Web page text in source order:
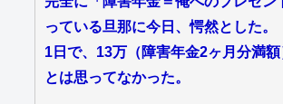
っている旦那に今日、愕然とした。
1日で、13万（障害年金2ヶ月分満
とは思ってなかった。